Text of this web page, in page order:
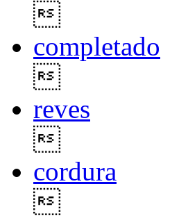
completado
reves
cordura